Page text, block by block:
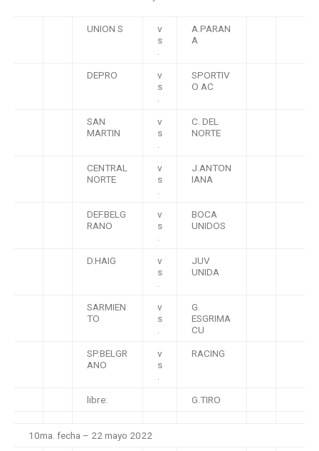
UNION S
v
s
.
A.PARAN
A
DEPRO
v
s
.
SPORTIV
O AC
SAN
MARTIN
v
s
.
C. DEL
NORTE
CENTRAL
NORTE
v
s
.
J.ANTON
IANA
DEF.BELG
RANO
v
s
.
BOCA
UNIDOS
D.HAIG
v
s
.
JUV
UNIDA
SARMIEN
TO
v
s
.
G.
ESGRIMA
CU
SP.BELGR
ANO
v
s
.
RACING
libre: G.TIRO
10ma. fecha – 22 mayo 2022